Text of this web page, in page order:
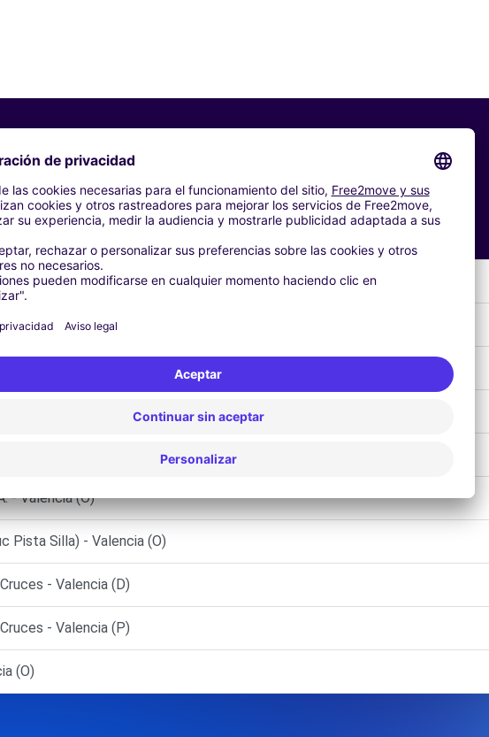
Agencias similares
Aldaya (O)
- Valencia (O)
Pista Silla) - Valencia (O)
- Valencia (D)
- Valencia (P)
(O)